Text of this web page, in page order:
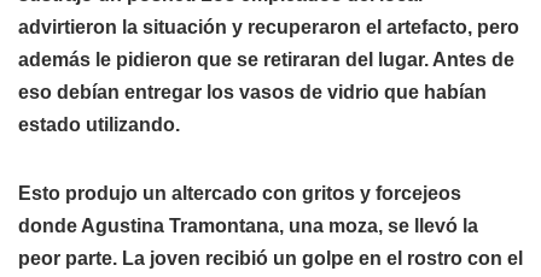
advirtieron la situación y recuperaron el artefacto, pero
además le pidieron que se retiraran del lugar. Antes de
eso debían entregar los vasos de vidrio que habían
estado utilizando.
Esto produjo un altercado con gritos y forcejeos
donde Agustina Tramontana, una moza, se llevó la
peor parte. La joven recibió un golpe en el rostro con el